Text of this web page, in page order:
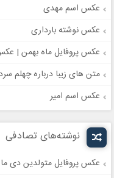
عکس اسم مهدی
عکس نوشته بارداری
عکس پروفایل ماه بهمن |
متن های زیبا درباره چهلم
عکس اسم امیر
نوشته‌های تصادفی
عکس پروفایل متولدین دی